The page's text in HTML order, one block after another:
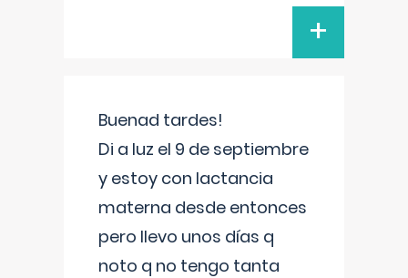
+
Buenad tardes!
Di a luz el 9 de septiembre
y estoy con lactancia
materna desde entonces
pero llevo unos días q
noto q no tengo tanta